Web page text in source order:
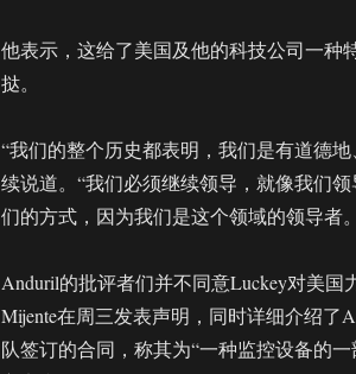
他表示，这给了美国及他的科技公司一种
挞。
“我们的整个历史都表明，我们是有道德
续说道。“我们必须继续领导，就像我们
们的方式，因为我们是这个领域的领导者
Anduril的批评者们并不同意Luckey对美
Mijente在周三发表声明，同时详细介绍
队签订的合同，称其为“一种监控设备的